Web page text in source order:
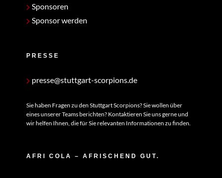
Sponsoren
Sponsor werden
PRESSE
presse@stuttgart-scorpions.de
Sie haben Fragen zu den Stuttgart Scorpions? Sie wollen über
eines unserer Teams berichten? Kontaktieren Sie uns gerne und
wir helfen Ihnen, die für Sie relevanten Informationen zu finden.
AFRI COLA – AFRISCHEND GUT.